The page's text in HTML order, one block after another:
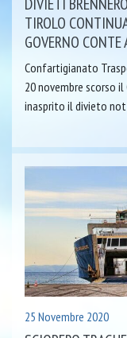
TIROLO
GOVERNO
Confartigianato
20 novembre scorso
inasprito il divieto
25 Novembre 2020